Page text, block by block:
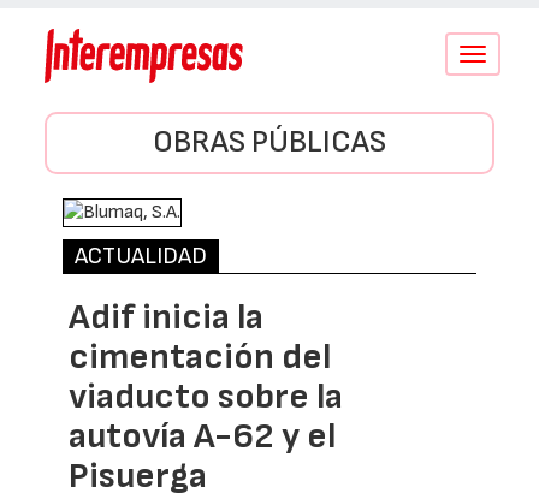
Conmutar
OBRAS PÚBLICAS
ACTUALIDAD
Adif inicia la
cimentación del
viaducto sobre la
autovía A-62 y el
Pisuerga